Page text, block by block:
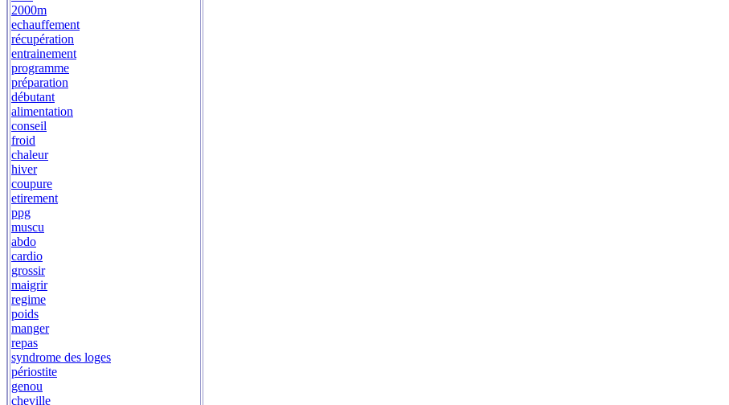
2000m
echauffement
récupération
entrainement
programme
préparation
débutant
alimentation
conseil
froid
chaleur
hiver
coupure
etirement
ppg
muscu
abdo
cardio
grossir
maigrir
regime
poids
manger
repas
syndrome des loges
périostite
genou
cheville